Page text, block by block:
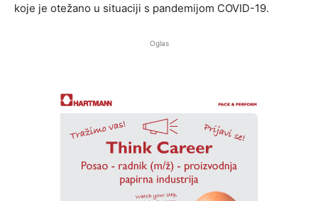
koje je otežano u situaciji s pandemijom COVID-19.
Oglas